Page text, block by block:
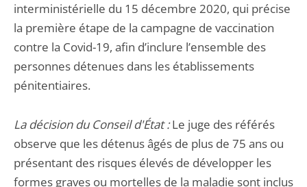
interministérielle du 15 décembre 2020, qui précise
la première étape de la campagne de vaccination
contre la Covid-19, afin d’inclure l’ensemble des
personnes détenues dans les établissements
pénitentiaires.
La décision du Conseil d'État :Le juge des référés
observe que les détenus âgés de plus de 75 ans ou
présentant des risques élevés de développer les
formes graves ou mortelles de la maladie sont inclus